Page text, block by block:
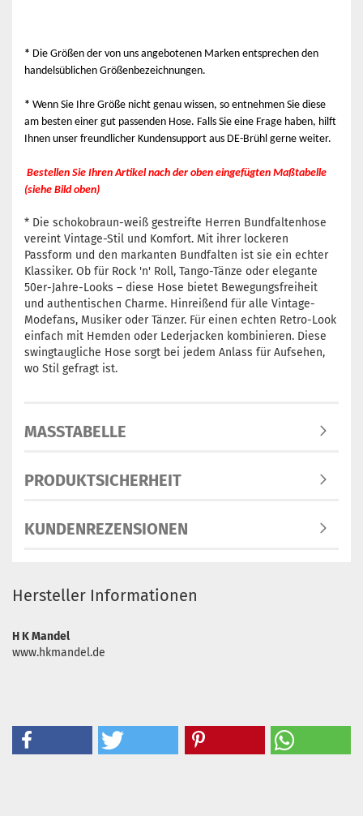
* Die Größen der von uns angebotenen Marken entsprechen den
handelsüblichen Größenbezeichnungen.
* Wenn Sie Ihre Größe nicht genau wissen, so entnehmen Sie diese
am besten einer gut passenden Hose. Falls Sie eine Frage haben, hilft
Ihnen unser freundlicher Kundensupport aus DE-Brühl gerne weiter.
Bestellen Sie Ihren Artikel nach der oben eingefügten Maßtabelle
(siehe Bild oben)
* Die schokobraun-weiß gestreifte Herren Bundfaltenhose
vereint Vintage-Stil und Komfort. Mit ihrer lockeren
Passform und den markanten Bundfalten ist sie ein echter
Klassiker. Ob für Rock 'n' Roll, Tango-Tänze oder elegante
50er-Jahre-Looks – diese Hose bietet Bewegungsfreiheit
und authentischen Charme. Hinreißend für alle Vintage-
Modefans, Musiker oder Tänzer. Für einen echten Retro-Look
einfach mit Hemden oder Lederjacken kombinieren. Diese
swingtaugliche Hose sorgt bei jedem Anlass für Aufsehen,
wo Stil gefragt ist.
MASSTABELLE
PRODUKTSICHERHEIT
KUNDENREZENSIONEN
Hersteller Informationen
H K Mandel
www.hkmandel.de